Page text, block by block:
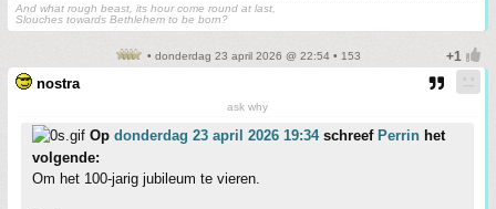
And what rough beast, its hour come round at last,
Slouches towards Bethlehem to be born?
• donderdag 23 april 2026 @ 22:54 • 153
nostra
ask why
Op donderdag 23 april 2026 19:34schreef Perrin het
volgende:
Om het 100-jarig jubileum te vieren.